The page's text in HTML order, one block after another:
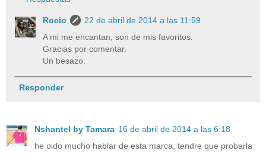
Rocio
22 de abril de 2014 a las 11:59
A mi me encantan, son de mis favoritos.
Gracias por comentar.
Un besazo.
Responder
Nshantel by Tamara 16 de abril de 2014 a las 6:18
he oido mucho hablar de esta marca, tendre que probarla